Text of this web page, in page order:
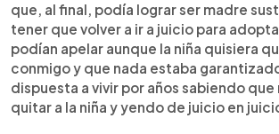
que, al final, podía lograr ser madre
tener que volver a ir a juicio para
podían apelar aunque la niña quisiera
conmigo y que nada estaba
dispuesta a vivir por años sabiendo que
quitar a la niña y yendo de juicio en